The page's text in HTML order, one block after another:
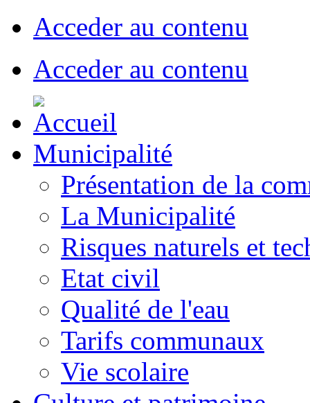
Acceder au contenu
Acceder au contenu
Municipalité
Présentation de la
La Municipalité
Risques naturels et
Etat civil
Qualité de l'eau
Tarifs communaux
Vie scolaire